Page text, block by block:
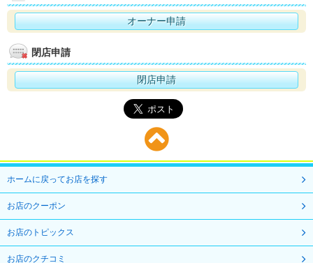
オーナー申請
閉店申請
閉店申請
ホームに戻ってお店を探す
お店のクーポン
お店のトピックス
お店のクチコミ